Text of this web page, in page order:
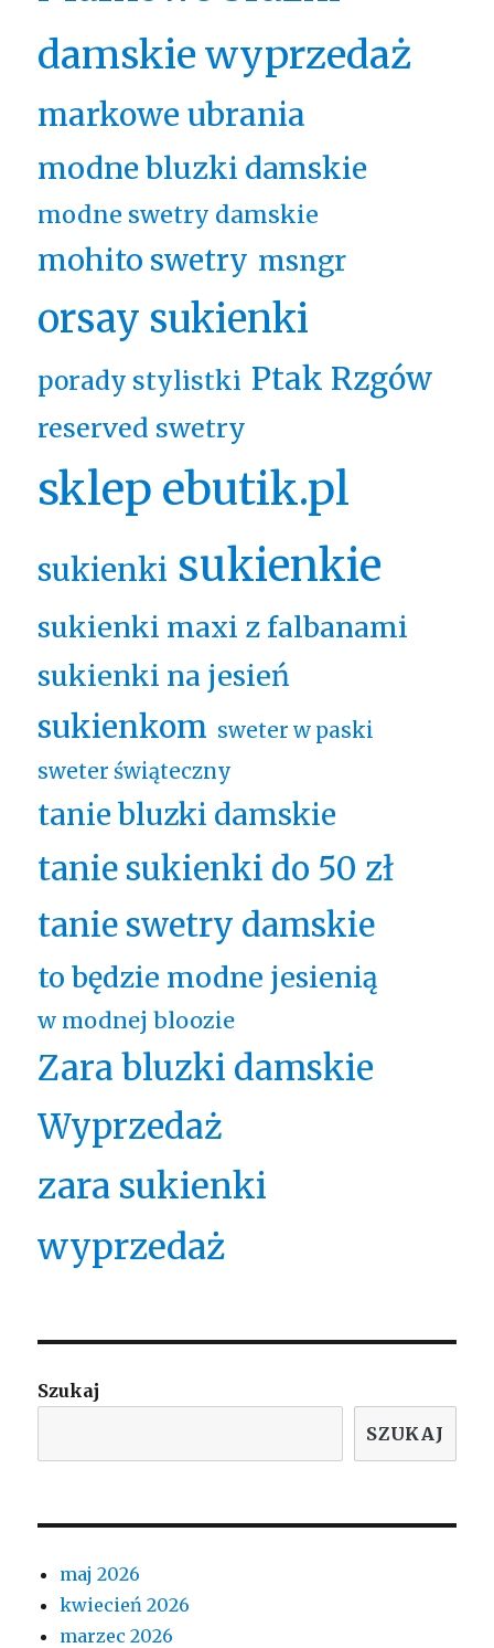
damskie wyprzedaż
markowe ubrania
modne bluzki damskie
modne swetry damskie
mohito swetry msngr
orsay sukienki
porady stylistki Ptak Rzgów
reserved swetry
sklep ebutik.pl
sukienki sukienkie
sukienki maxi z falbanami
sukienki na jesień
sukienkom sweter w paski
sweter świąteczny
tanie bluzki damskie
tanie sukienki do 50 zł
tanie swetry damskie
to będzie modne jesienią
w modnej bloozie
Zara bluzki damskie
Wyprzedaż
zara sukienki
wyprzedaż
Szukaj
SZUKAJ
maj 2026
kwiecień 2026
marzec 2026